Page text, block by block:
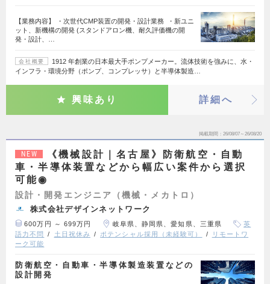
【業務内容】 ・次世代CMP装置の開発・設計業務 ・新ユニ
ット、新機構の開発 (スタンドアロン機、耐久評価機の開
発・設計、…
会社概要
1912 年創業の日本最大手ポンプメーカー。流体技術を強みに、水・
インフラ・環境分野（ポンプ、コンプレッサ）と半導体製造…
興味あり 詳細へ
掲載期間 26/08/07～26/08/20
NEW
《機械設計｜名古屋》防衛航空・自動
車・半導体装置などから幅広い案件から選択
可能◉
設計・開発エンジニア（機械・メカトロ）
株式会社デザインネットワーク
600万円 ～ 699万円 岐阜県、静岡県、愛知県、三重県
英
語力不問
土日祝休み ポテンシャル採用（未経験可）
リモートワ
ーク可能
防衛航空・自動車・半導体製造装置などの
設計開発